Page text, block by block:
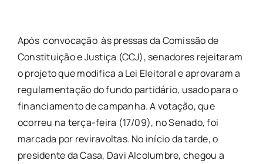
Após convocação às pressas da Comissão de
Constituição e Justiça (CCJ), senadores rejeitaram
o projeto que modifica a Lei Eleitoral e aprovaram a
regulamentação do fundo partidário, usado para o
financiamento de campanha. A votação, que
ocorreu na terça-feira (17/09), no Senado, foi
marcada por reviravoltas. No início da tarde, o
presidente da Casa, Davi Alcolumbre, chegou a